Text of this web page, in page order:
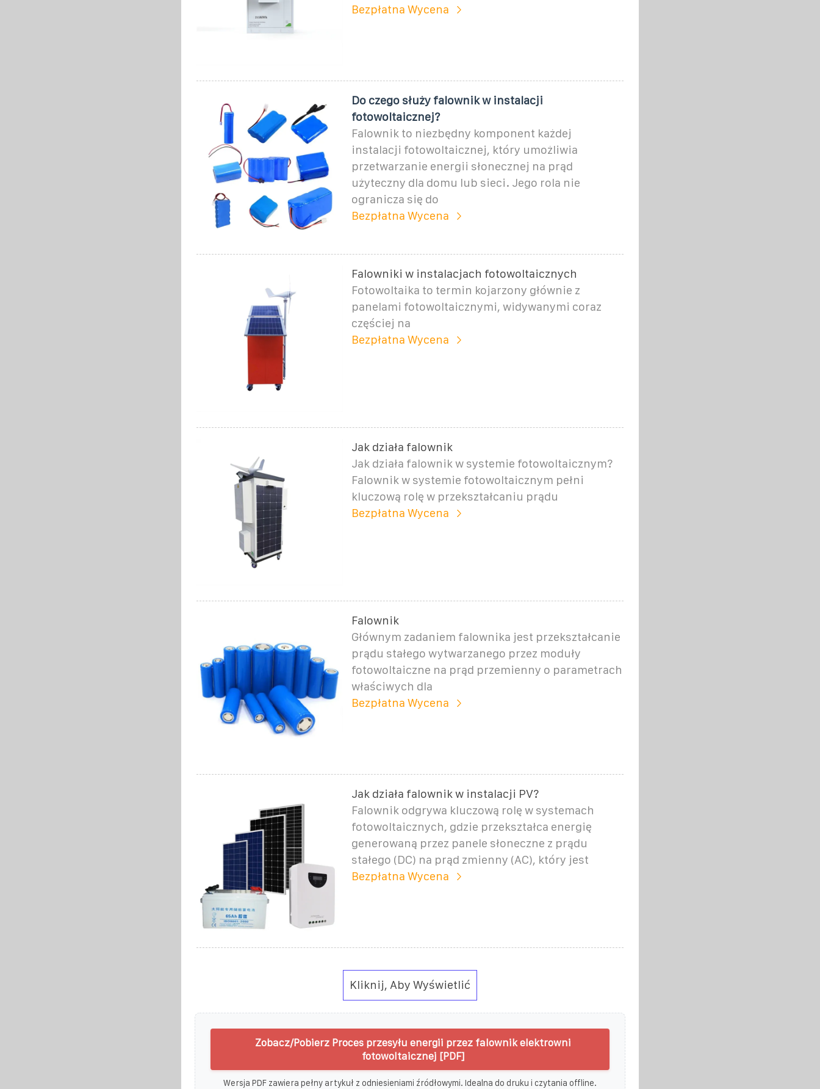
Bezpłatna Wycena
Do czego służy falownik w instalacji
fotowoltaicznej?
Falownik to niezbędny komponent każdej
instalacji fotowoltaicznej, który umożliwia
przetwarzanie energii słonecznej na prąd
użyteczny dla domu lub sieci. Jego rola nie
ogranicza się do
Bezpłatna Wycena
Falowniki w instalacjach fotowoltaicznych
Fotowoltaika to termin kojarzony głównie z
panelami fotowoltaicznymi, widywanymi coraz
częściej na
Bezpłatna Wycena
Jak działa falownik
Jak działa falownik w systemie fotowoltaicznym?
Falownik w systemie fotowoltaicznym pełni
kluczową rolę w przekształcaniu prądu
Bezpłatna Wycena
Falownik
Głównym zadaniem falownika jest przekształcanie
prądu stałego wytwarzanego przez moduły
fotowoltaiczne na prąd przemienny o parametrach
właściwych dla
Bezpłatna Wycena
Jak działa falownik w instalacji PV?
Falownik odgrywa kluczową rolę w systemach
fotowoltaicznych, gdzie przekształca energię
generowaną przez panele słoneczne z prądu
stałego (DC) na prąd zmienny (AC), który jest
Bezpłatna Wycena
Kliknij, Aby Wyświetlić
Zobacz/Pobierz Proces przesyłu energii przez falownik elektrowni
fotowoltaicznej [PDF]
Wersja PDF zawiera pełny artykuł z odniesieniami źródłowymi. Idealna do druku i czytania offline.